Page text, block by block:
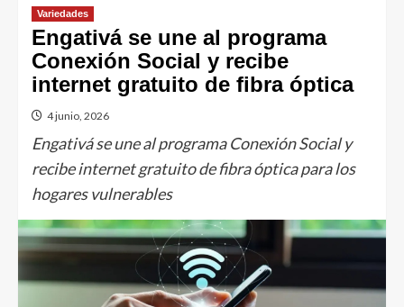
Variedades
Engativá se une al programa
Conexión Social y recibe
internet gratuito de fibra óptica
4 junio, 2026
Engativá se une al programa Conexión Social y
recibe internet gratuito de fibra óptica para los
hogares vulnerables